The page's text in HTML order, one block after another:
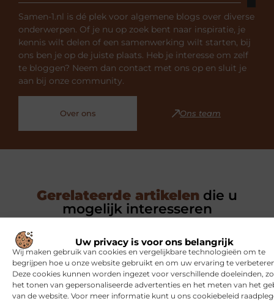
Uw privacy is voor ons belangrijk
Wij maken gebruik van cookies en vergelijkbare technologieën om te
begrijpen hoe u onze website gebruikt en om uw ervaring te
Deze cookies kunnen worden ingezet voor verschillende doeleinden,
het tonen van gepersonaliseerde advertenties en het meten van het
van de website. Voor meer informatie kunt u ons cookiebeleid
Samen-1.nl is dé plek voor algemene blogs over diverse
onderwerpen. Of je nu op zoek bent naar inspiratie, je
kennis wilt delen of een samenwerking wilt starten, bij
ons ben je op de juiste plaats. Heb je interesse om zelf
te bloggen? Neem dan contact met ons op en sluit je
aan bij onze community.
Over ons Ons team
Gerelateerde artikelen die u
mogelijk interesseren
SPORT